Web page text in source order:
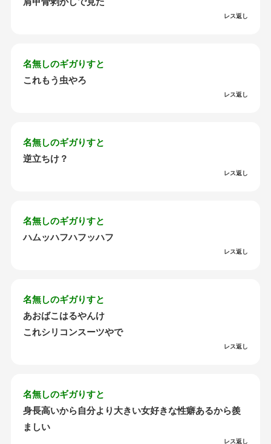
レス返し
名無しのギガりすと
これもう虫やろ
レス返し
名無しのギガりすと
逆立ちけ？
レス返し
名無しのギガりすと
ハムッハフハフッハフ
レス返し
名無しのギガりすと
あおばこはるやんけ
これシリコンスーツやで
レス返し
名無しのギガりすと
身長高いから自分より大きい女好きな性癖あるから羨
ましい
レス返し